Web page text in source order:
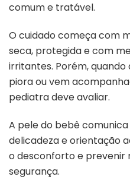
comum e tratável.
O cuidado começa com
seca, protegida e com
irritantes. Porém,
piora ou vem
pediatra deve avaliar.
A pele do bebê
delicadeza e orientação
o desconforto e prevenir
segurança.